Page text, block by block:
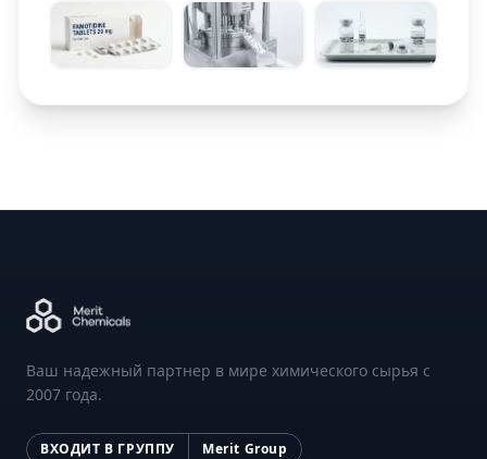
Ваш надежный партнер в мире химического сырья с
2007 года.
ВХОДИТ В ГРУППУ Merit Group